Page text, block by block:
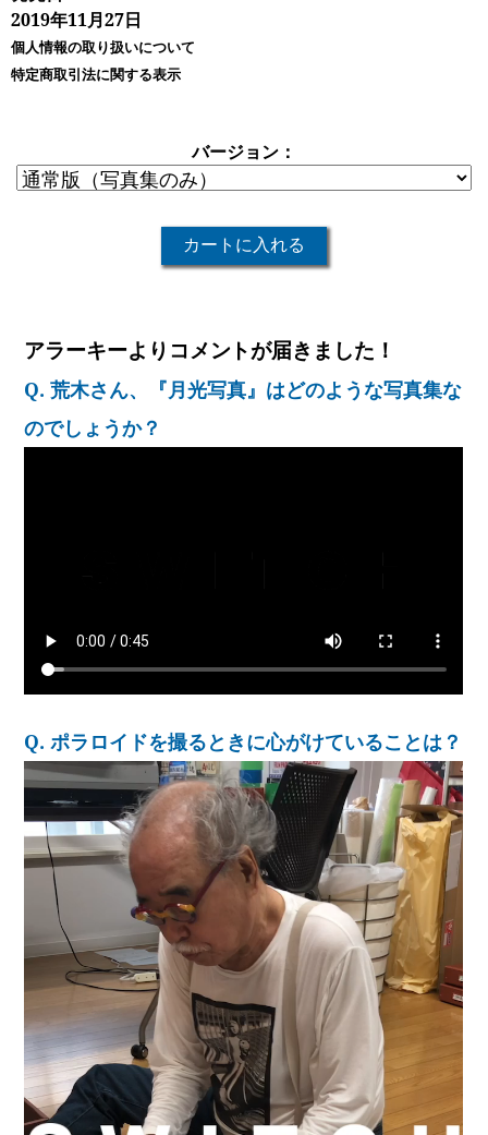
2019年11月27日
個人情報の取り扱いについて
特定商取引法に関する表示
バージョン：
アラーキーよりコメントが届きました！
Q. 荒木さん、『月光写真』はどのような写真集な
のでしょうか？
Q. ポラロイドを撮るときに心がけていることは？